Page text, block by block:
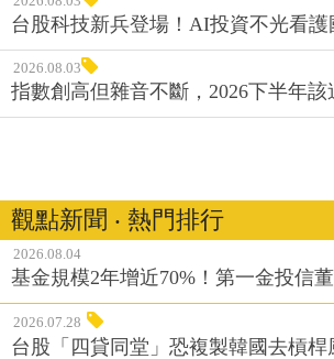
台股科技新兵登場！AI投資不光看
2026.08.03
指數創高但雜音不斷，2026下半年
觀點新聞 ‧ 熱門排行
2026.08.04
基金規模2年增近70%！第一金投信
2026.07.28
台股「四貸同堂」恐複製韓國去槓